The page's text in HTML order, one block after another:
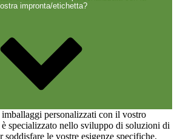
impronta/etichetta?
imballaggi personalizzati con il vostro
specializzato nello sviluppo di soluzioni di
soddisfare le vostre esigenze specifiche.